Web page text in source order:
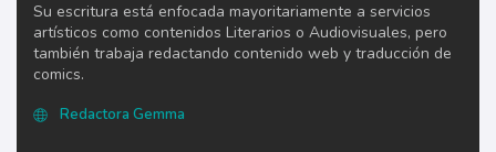
Su escritura está enfocada mayoritariamente a servicios
artísticos como contenidos Literarios o Audiovisuales, pero
también trabaja redactando contenido web y traducción de
comics.
Redactora Gemma